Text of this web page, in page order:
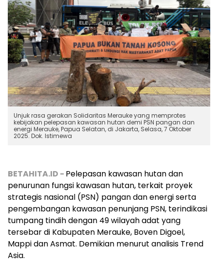
Unjuk rasa gerakan Solidaritas Merauke yang memprotes
kebijakan pelepasan kawasan hutan demi PSN pangan dan
energi Merauke, Papua Selatan, di Jakarta, Selasa, 7 Oktober
2025. Dok. Istimewa
BETAHITA.ID - Pelepasan kawasan hutan dan
penurunan fungsi kawasan hutan, terkait proyek
strategis nasional (PSN) pangan dan energi serta
pengembangan kawasan penunjang PSN, terindikasi
tumpang tindih dengan 49 wilayah adat yang
tersebar di Kabupaten Merauke, Boven Digoel,
Mappi dan Asmat. Demikian menurut analisis Trend
Asia.